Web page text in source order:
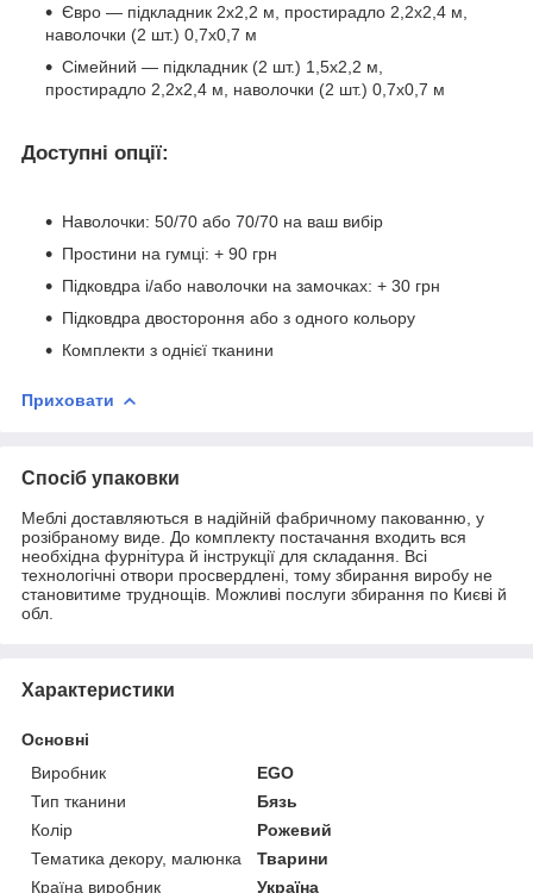
Євро — підкладник 2х2,2 м, простирадло 2,2х2,4 м,
наволочки (2 шт.) 0,7х0,7 м
Сімейний — підкладник (2 шт.) 1,5х2,2 м,
простирадло 2,2х2,4 м, наволочки (2 шт.) 0,7х0,7 м
Доступні опції:
Наволочки: 50/70 або 70/70 на ваш вибір
Простини на гумці: + 90 грн
Підковдра і/або наволочки на замочках: + 30 грн
Підковдра двостороння або з одного кольору
Комплекти з однієї тканини
Приховати
Спосіб упаковки
Меблі доставляються в надійній фабричному пакованню, у
розібраному виде. До комплекту постачання входить вся
необхідна фурнітура й інструкції для складання. Всі
технологічні отвори просвердлені, тому збирання виробу не
становитиме труднощів. Можливі послуги збирання по Києві й
обл.
Характеристики
Основні
Виробник
EGO
Тип тканини
Бязь
Колір
Рожевий
Тематика декору, малюнка
Тварини
Країна виробник
Україна